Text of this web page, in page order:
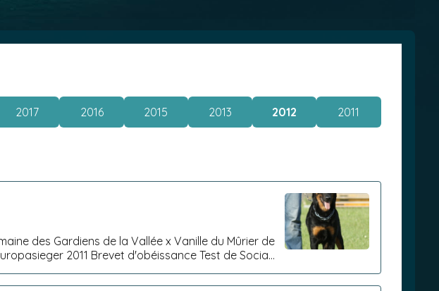
2017 2016 2015 2013 2012 2011
des Gardiens de la Vallée x Vanille du Mûrier de
2011 Brevet d'obéissance Test de Socia...